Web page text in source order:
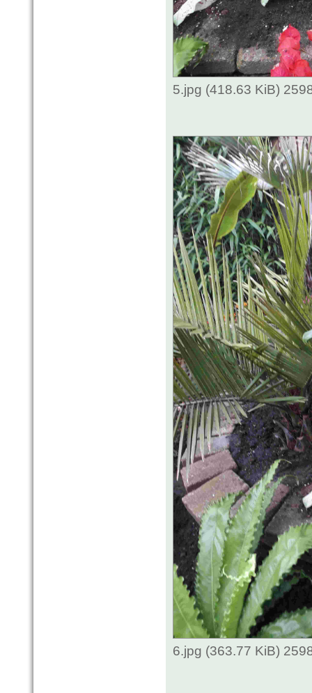
5.jpg (418.63 KiB)
6.jpg (363.77 KiB)